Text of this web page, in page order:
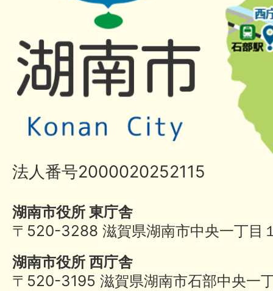
法人番号2000020252115
湖南市役所 東庁舎
〒520-3288 滋賀県湖南市中央一丁目
湖南市役所 西庁舎
〒520-3195 滋賀県湖南市石部中央一